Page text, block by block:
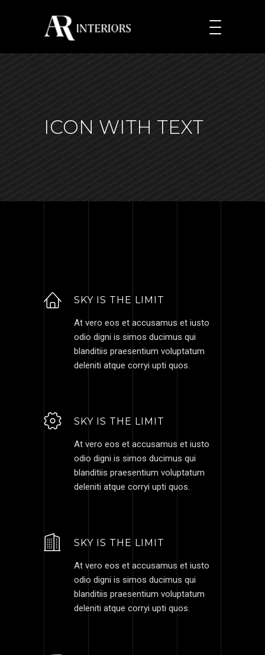
ICON WITH TEXT
SKY IS THE LIMIT
At vero eos et accusamus et iusto
odio digni is simos ducimus qui
blanditiis praesentium voluptatum
deleniti atque corryi upti quos.
SKY IS THE LIMIT
At vero eos et accusamus et iusto
odio digni is simos ducimus qui
blanditiis praesentium voluptatum
deleniti atque corryi upti quos.
SKY IS THE LIMIT
At vero eos et accusamus et iusto
odio digni is simos ducimus qui
blanditiis praesentium voluptatum
deleniti atque corryi upti quos.